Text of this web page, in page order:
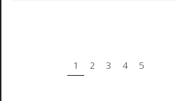
1 2 3 4 5